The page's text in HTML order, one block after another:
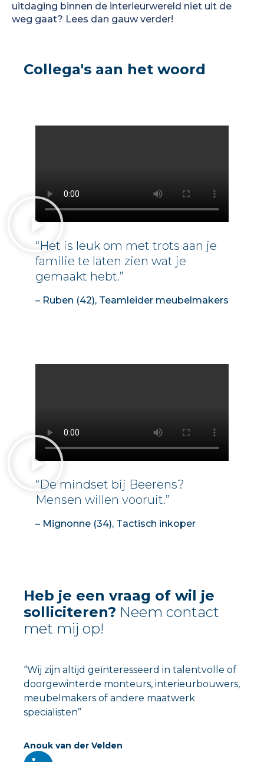
uitdaging binnen de interieurwereld niet uit de
weg gaat? Lees dan gauw verder!
Collega's aan het woord
“Het is leuk om met trots aan je
familie te laten zien wat je
gemaakt hebt.”
– Ruben (42), Teamleider meubelmakers
“De mindset bij Beerens?
Mensen willen vooruit.”
– Mignonne (34), Tactisch inkoper
Heb je een vraag of wil je
solliciteren? Neem contact
met mij op!
“Wij zijn altijd geïnteresseerd in talentvolle of
doorgewinterde monteurs, interieurbouwers,
meubelmakers of andere maatwerk
specialisten”
Anouk van der Velden